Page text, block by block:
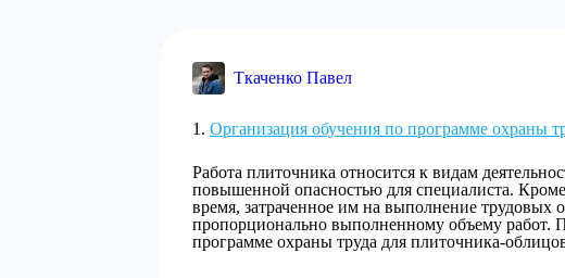
Ткаченко Павел
Организация обучения по программе охраны
Работа плиточника относится к видам
повышенной опасностью для специалиста.
время, затраченное им на выполнение трудовых
пропорционально выполненному объему работ.
программе охраны труда для плиточника-